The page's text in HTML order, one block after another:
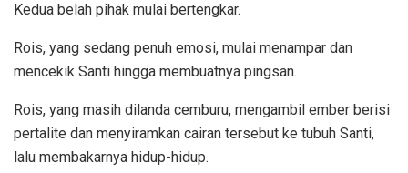
Kedua belah pihak mulai bertengkar.
Rois, yang sedang penuh emosi, mulai menampar dan
mencekik Santi hingga membuatnya pingsan.
Rois, yang masih dilanda cemburu, mengambil ember berisi
pertalite dan menyiramkan cairan tersebut ke tubuh Santi,
lalu membakarnya hidup-hidup.